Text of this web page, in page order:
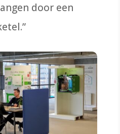
door een
.”